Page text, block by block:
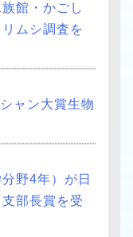
館・かごし
ムシ調査を
ャン大賞生物
野4年）が日
部長賞を受